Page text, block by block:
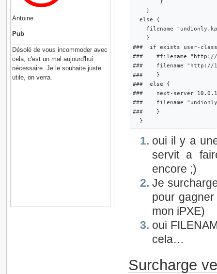
Antoine.
Pub
Désolé de vous incommoder avec
cela, c'est un mal aujourd'hui
nécessaire. Je le souhaite juste
utile, on verra.
    }
  else {
filename
    }
###  if exists user-
###    #filename "http://
###    filename "http://
###    }
###  else {
###    next-server
###    filename
###    }
oui il y a
servit a
encore ;)
Je
pour
mon iPXE)
oui
cela…
Surcharge